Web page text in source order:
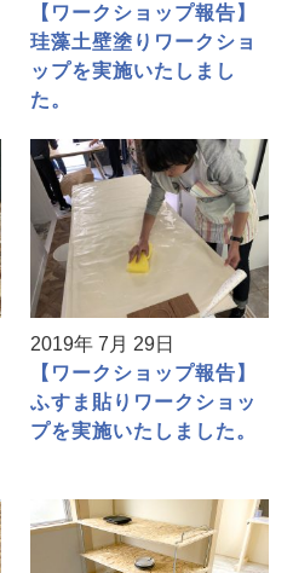
【ワークショップ報告】
珪藻土壁塗りワークショ
ップを実施いたしまし
た。
2019年 7月 29日
【ワークショップ報告】
ふすま貼りワークショッ
プを実施いたしました。